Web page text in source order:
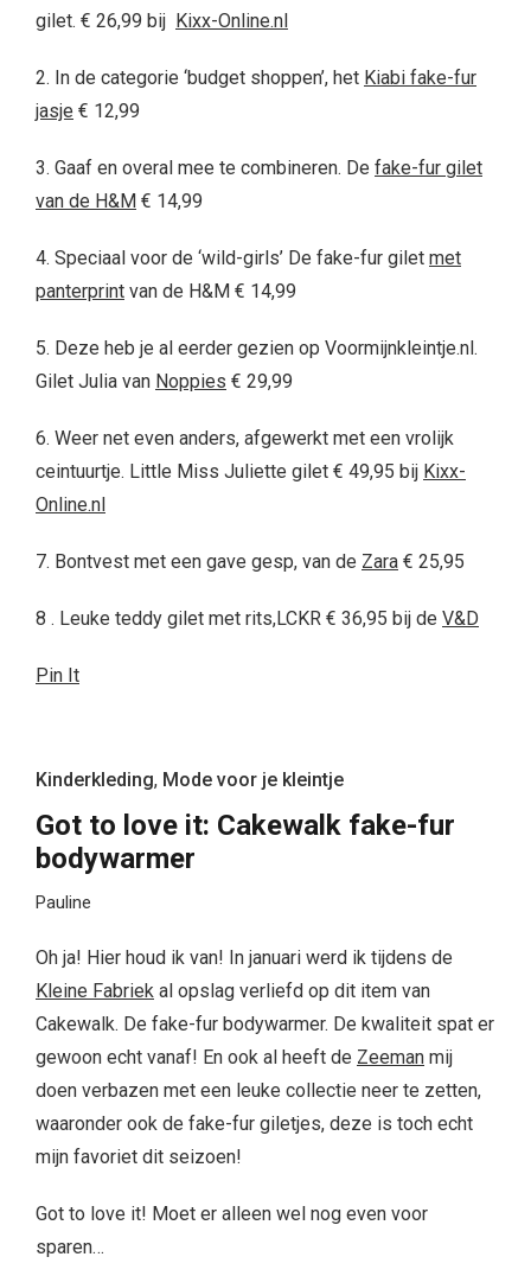
gilet. € 26,99 bij Kixx-Online.nl
2. In de categorie ‘budget shoppen’, het Kiabi fake-fur
jasje € 12,99
3. Gaaf en overal mee te combineren. De fake-fur gilet
van de H&M € 14,99
4. Speciaal voor de ‘wild-girls’ De fake-fur gilet met
panterprint van de H&M € 14,99
5. Deze heb je al eerder gezien op Voormijnkleintje.nl.
Gilet Julia van Noppies € 29,99
6. Weer net even anders, afgewerkt met een vrolijk
ceintuurtje. Little Miss Juliette gilet € 49,95 bij Kixx-
Online.nl
7. Bontvest met een gave gesp, van de Zara € 25,95
8 . Leuke teddy gilet met rits,LCKR € 36,95 bij de V&D
Pin It
Kinderkleding, Mode voor je kleintje
Got to love it: Cakewalk fake-fur
bodywarmer
Pauline
Oh ja! Hier houd ik van! In januari werd ik tijdens de
Kleine Fabriek al opslag verliefd op dit item van
Cakewalk. De fake-fur bodywarmer. De kwaliteit spat er
gewoon echt vanaf! En ook al heeft de Zeeman mij
doen verbazen met een leuke collectie neer te zetten,
waaronder ook de fake-fur giletjes, deze is toch echt
mijn favoriet dit seizoen!
Got to love it! Moet er alleen wel nog even voor
sparen…